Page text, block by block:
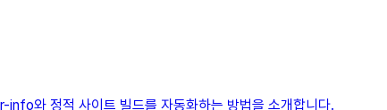
와 정적 사이트 빌드를 자동화하는 방법을 소개합니다.